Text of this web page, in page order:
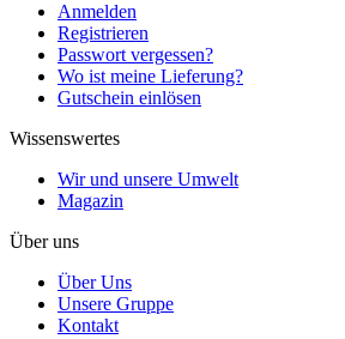
Anmelden
Registrieren
Passwort vergessen?
Wo ist meine Lieferung?
Gutschein einlösen
Wissenswertes
Wir und unsere Umwelt
Magazin
Über uns
Über Uns
Unsere Gruppe
Kontakt